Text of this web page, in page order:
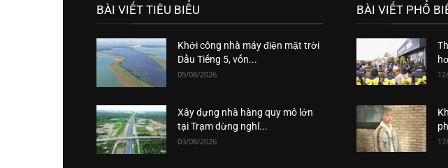
BÀI VIẾT TIÊU BIỂU
Khởi công nhà máy điện mặt trời
Dầu Tiếng 5, vốn...
05/08/2026
Xây dựng nhà hàng quy mô lớn
tại Trạm dừng nghỉ...
03/08/2026
BÀI VIẾT PHỔ